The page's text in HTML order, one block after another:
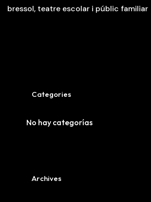
bressol, teatre escolar i públic familiar
Categories
No hay categorías
Archives